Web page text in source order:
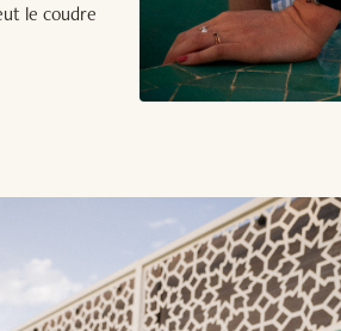
le coudre